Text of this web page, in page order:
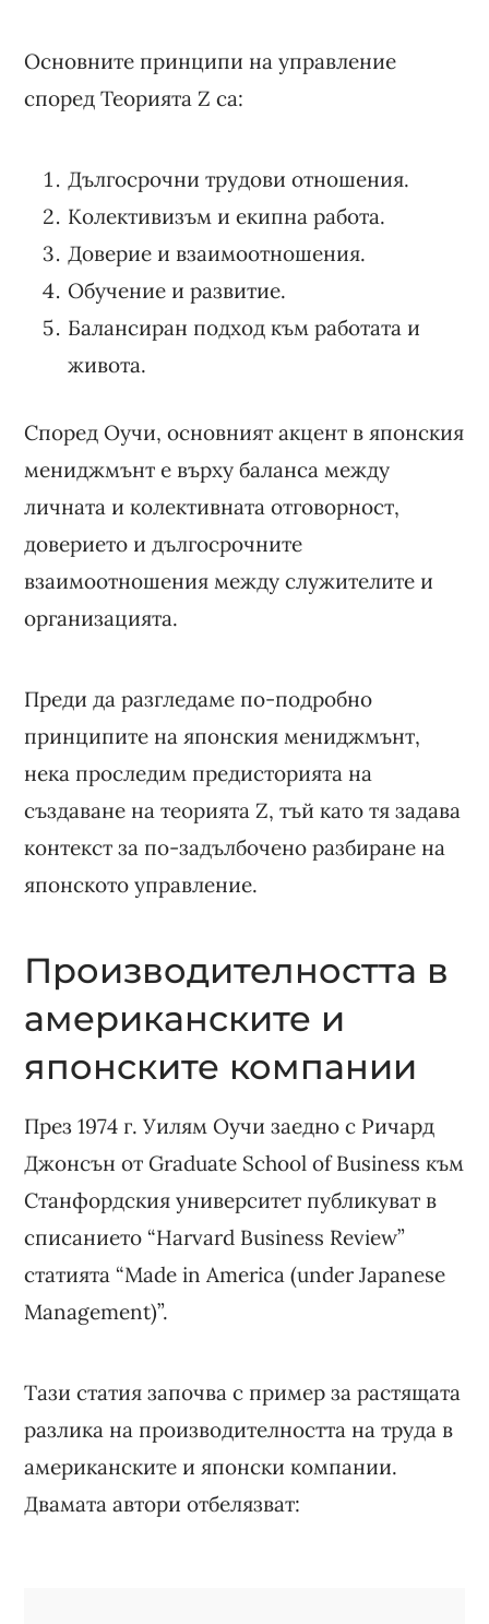
Основните принципи на управление
според Теорията Z са:
Дългосрочни трудови отношения.
Колективизъм и екипна работа.
Доверие и взаимоотношения.
Обучение и развитие.
Балансиран подход към работата и
живота.
Според Оучи, основният акцент в японския
мениджмънт е върху баланса между
личната и колективната отговорност,
доверието и дългосрочните
взаимоотношения между служителите и
организацията.
Преди да разгледаме по-подробно
принципите на японския мениджмънт,
нека проследим предисторията на
създаване на теорията Z, тъй като тя задава
контекст за по-задълбочено разбиране на
японското управление.
Производителността в
американските и
японските компании
През 1974 г. Уилям Оучи заедно с Ричард
Джонсън от Graduate School of Business към
Станфордския университет публикуват в
списанието “Harvard Business Review”
статията “Made in America (under Japanese
Management)”.
Тази статия започва с пример за растящата
разлика на производителността на труда в
американските и японски компании.
Двамата автори отбелязват: